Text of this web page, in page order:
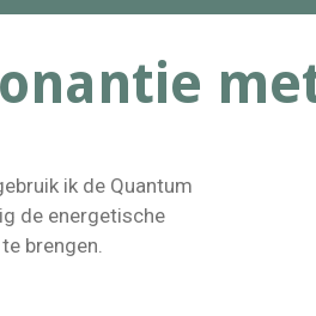
ik de Quantum
de energetische
brengen.